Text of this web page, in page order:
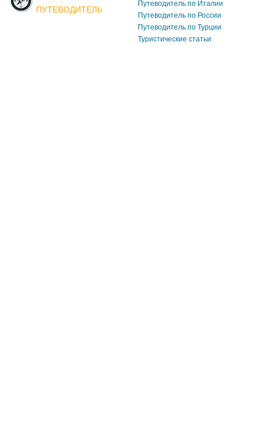
ПУТЕВОДИТЕЛЬ
Путеводитель по Италии
Путеводитель по России
Путеводитель по Турции
Туристические статьи